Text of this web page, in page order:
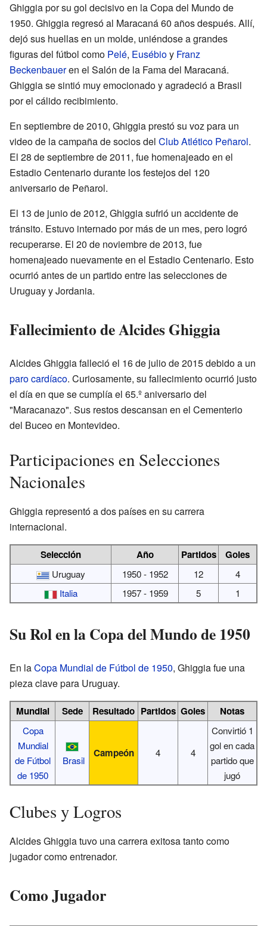
Ghiggia por su gol decisivo en la Copa del Mundo de
1950. Ghiggia regresó al Maracaná 60 años después. Allí,
dejó sus huellas en un molde, uniéndose a grandes
figuras del fútbol como Pelé, Eusébioy Franz
Beckenbaueren el Salón de la Fama del Maracaná.
Ghiggia se sintió muy emocionado y agradeció a Brasil
por el cálido recibimiento.
En septiembre de 2010, Ghiggia prestó su voz para un
video de la campaña de socios del Club Atlético Peñarol.
El 28 de septiembre de 2011, fue homenajeado en el
Estadio Centenario durante los festejos del 120
aniversario de Peñarol.
El 13 de junio de 2012, Ghiggia sufrió un accidente de
tránsito. Estuvo internado por más de un mes, pero logró
recuperarse. El 20 de noviembre de 2013, fue
homenajeado nuevamente en el Estadio Centenario. Esto
ocurrió antes de un partido entre las selecciones de
Uruguay y Jordania.
Fallecimiento de Alcides Ghiggia
Alcides Ghiggia falleció el 16 de julio de 2015 debido a un
paro cardíaco. Curiosamente, su fallecimiento ocurrió justo
el día en que se cumplía el 65.º aniversario del
"Maracanazo". Sus restos descansan en el Cementerio
del Buceo en Montevideo.
Participaciones en Selecciones
Nacionales
Ghiggia representó a dos países en su carrera
internacional.
Selección Año Partidos Goles
Uruguay 1950 - 1952 12
4
Italia
1957 - 1959 5 1
Su Rol en la Copa del Mundo de 1950
En laCopa Mundial de Fútbol de 1950, Ghiggia fue una
pieza clave para Uruguay.
Mundial Sede Resultado Partidos Goles Notas
Copa
Mundial
de Fútbol
de 1950
Brasil
Campeón 4 4
Convirtió 1
gol en cada
partido que
jugó
Clubes y Logros
Alcides Ghiggia tuvo una carrera exitosa tanto como
jugador como entrenador.
Como Jugador